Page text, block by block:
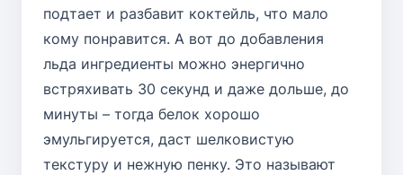
подтает и разбавит коктейль, что мало
кому понравится. А вот до добавления
льда ингредиенты можно энергично
встряхивать 30 секунд и даже дольше, до
минуты – тогда белок хорошо
эмульгируется, даст шелковистую
текстуру и нежную пенку. Это называют